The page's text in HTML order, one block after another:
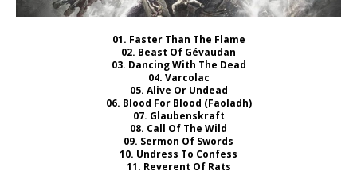
01. Faster Than The Flame
02. Beast Of Gévaudan
03. Dancing With The Dead
04. Varcolac
05. Alive Or Undead
06. Blood For Blood (Faoladh)
07. Glaubenskraft
08. Call Of The Wild
09. Sermon Of Swords
10. Undress To Confess
11. Reverent Of Rats